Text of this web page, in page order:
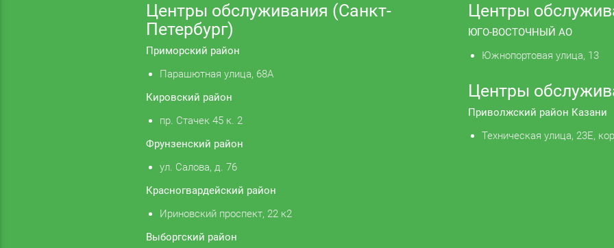
Центры обслуживания (Санкт-
Петербург)
Приморский район
Парашютная улица, 68А
Кировский район
пр. Стачек 45 к. 2
Фрунзенский район
ул. Салова, д. 76
Красногвардейский район
Ириновский проспект, 22 к2
Выборгский район
Центры
ЮГО-ВОСТОЧНЫЙ АО
Южнопортовая улица, 13
Центры
Приволжский район Казани
Техническая улица, 23Е,